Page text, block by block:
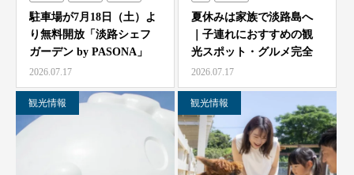
シェフガーデン
駐車場が7月18日（土）よ
り無料開放「淡路シェフ
ガーデン by PASONA」
「Ladyb…
2026.07.17
農家レストラン「陽・燦燦」
シェフガーデン
ニジゲンノモリ
夏休みは家族で淡路島へ
｜子連れにおすすめの観
光スポット・グルメ完全
ガイド
2026.07.17
観光情報 観光情報